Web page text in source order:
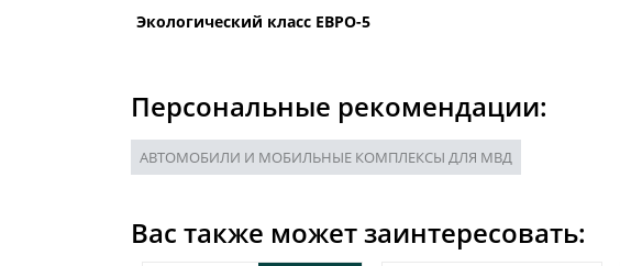
Экологический класс ЕВРО-5
Персональные рекомендации:
АВТОМОБИЛИ И МОБИЛЬНЫЕ КОМПЛЕКСЫ ДЛЯ МВД
Вас также может заинтересовать: